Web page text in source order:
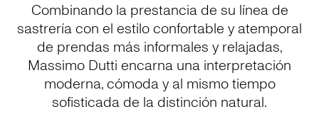
Combinando la prestancia de su línea de
sastrería con el estilo confortable y atemporal
de prendas más informales y relajadas,
Massimo Dutti encarna una interpretación
moderna, cómoda y al mismo tiempo
sofisticada de la distinción natural.